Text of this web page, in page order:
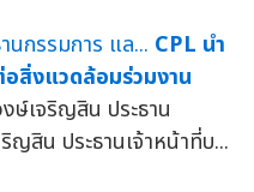
CPL นำ
สิ่งแวดล้อมร่วมงาน
ษ์เจริญสิน ประธาน
ญสิน ประธานเจ้าหน้าที่บ...